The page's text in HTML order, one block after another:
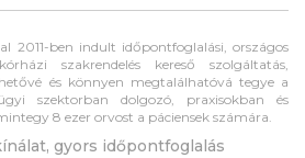
2011-ben indult időpontfoglalási, országos
szakrendelés kereső szolgáltatás,
és könnyen megtalálhatóvá tegye a
szektorban dolgozó, praxisokban és
8 ezer orvost a páciensek számára.
gyors időpontfoglalás